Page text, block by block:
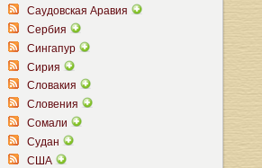
Саудовская Аравия
Сербия
Сингапур
Сирия
Словакия
Словения
Сомали
Судан
США